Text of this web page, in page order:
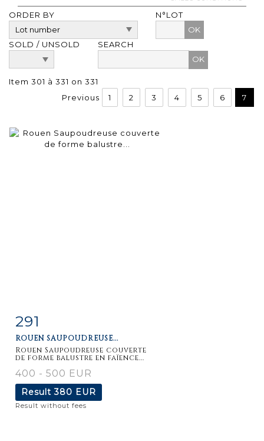
ORDER BY
N°LOT
OK
SOLD / UNSOLD
SEARCH
Item 301 à 331 on 331
Previous
1 2 3 4 5 6 7
Item detail
291
ROUEN SAUPOUDREUSE...
Rouen Saupoudreuse couverte
de forme balustre en faïence...
400 - 500 EUR
Result380 EUR
Result without fees